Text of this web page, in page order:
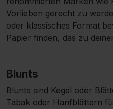
Vorlieben gerecht zu
oder klassisches Format
Papier finden, das zu
Blunts
Blunts sind Kegel oder
Tabak oder Hanfblättern